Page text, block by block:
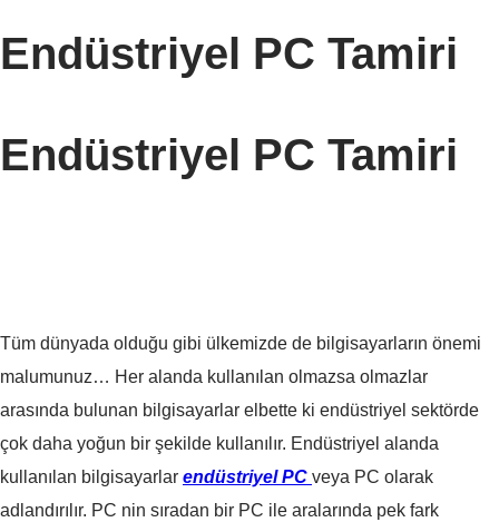
Endüstriyel PC Tamiri
Endüstriyel PC Tamiri
Tüm dünyada olduğu gibi ülkemizde de bilgisayarların önemi
malumunuz… Her alanda kullanılan olmazsa olmazlar
arasında bulunan bilgisayarlar elbette ki endüstriyel sektörde
çok daha yoğun bir şekilde kullanılır. Endüstriyel alanda
kullanılan bilgisayarlar endüstriyel PC veya PC olarak
adlandırılır. PC nin sıradan bir PC ile aralarında pek fark